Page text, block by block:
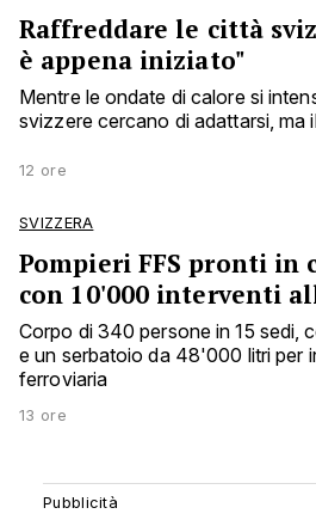
Raffreddare le città
è appena iniziato"
Mentre le ondate di calore si
svizzere cercano di adattarsi, ma
12 ore
SVIZZERA
Pompieri FFS pronti
con 10'000 interventi
Corpo di 340 persone in 15 sedi,
e un serbatoio da 48'000 litri per
ferroviaria
13 ore